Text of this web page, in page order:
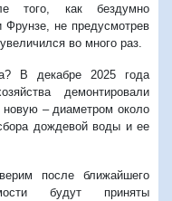
того, как бездумно
не предусмотрев
во много раз.
В декабре 2025 года
демонтировали
новую – диаметром около
дождевой воды и ее
после ближайшего
будут приняты